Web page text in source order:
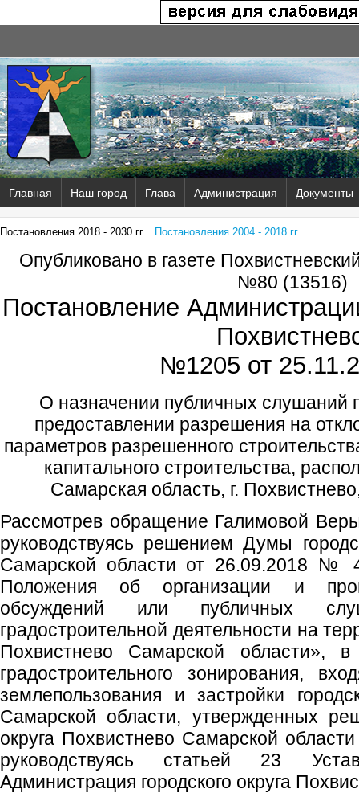
Главная Наш город Глава Администрация Документы
Постановления 2018 - 2030 гг. Постановления 2004 - 2018 гг.
Опубликовано в газете
№80 (13516)
Постановление
№1205 от
О назначении публичных слушаний
предоставлении разрешения на
параметров разрешенного
капитального строительства,
Самарская область, г.
Рассмотрев обращение Галимовой
руководствуясь решением Думы
Самарской области от 26.09.2018 №
Положения об организации и
обсуждений или публичных
градостроительной деятельности на
Похвистнево Самарской области», в
градостроительного зонирования,
землепользования и застройки
Самарской области, утвержденных
округа Похвистнево Самарской
руководствуясь статьей 23
Администрация городского округа